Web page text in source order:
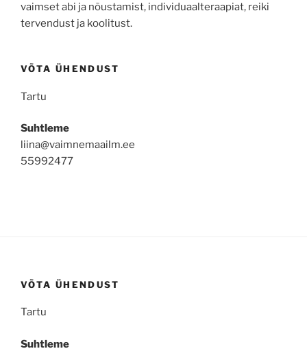
vaimset abi ja nõustamist, individuaalteraapiat, reiki
tervendust ja koolitust.
VÕTA ÜHENDUST
Tartu
Suhtleme
liina@vaimnemaailm.ee
55992477
VÕTA ÜHENDUST
Tartu
Suhtleme